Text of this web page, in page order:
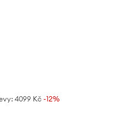
4099 Kč -12%